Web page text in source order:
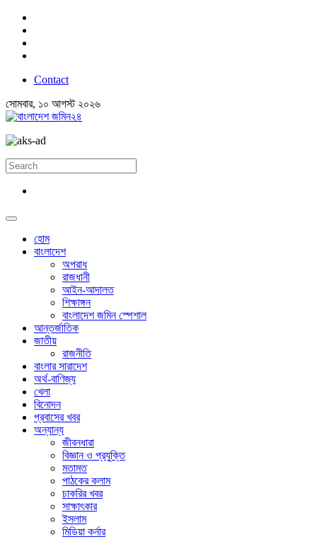
Contact
সোমবার, ১০ আগস্ট ২০২৬
হোম
বাংলাদেশ
অপরাধ
রাজধানী
আইন-আদালত
শিক্ষাঙ্গন
বাংলাদেশ জমিন স্পেশাল
আন্তর্জাতিক
জাতীয়
রাজনীতি
বাংলার সারাদেশ
অর্থ-বাণিজ্য
খেলা
বিনোদন
প্রবাসের খবর
অন্যান্য
জীবনধারা
বিজ্ঞান ও প্রযুক্তি
মতামত
পাঠকের কলাম
চাকরির খবর
সাক্ষাৎকার
ইসলাম
মিডিয়া কর্নার